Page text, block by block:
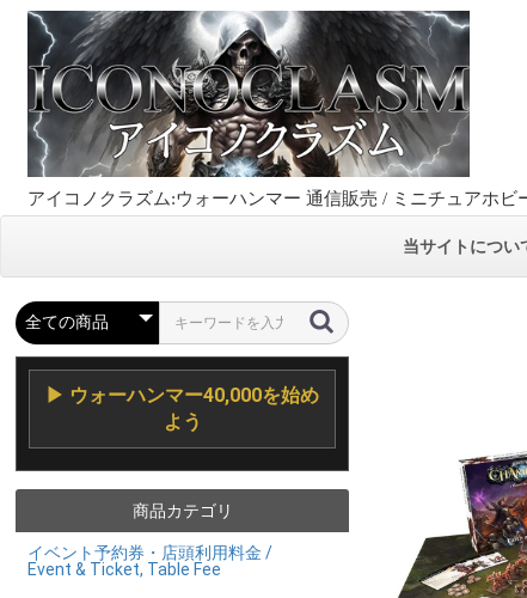
アイコノクラズム:ウォーハンマー 通信販売 / ミニチュアホビ
当サイトについ
▶ ウォーハンマー40,000を始め
よう
商品カテゴリ
イベント予約券・店頭利用料金 /
Event & Ticket, Table Fee